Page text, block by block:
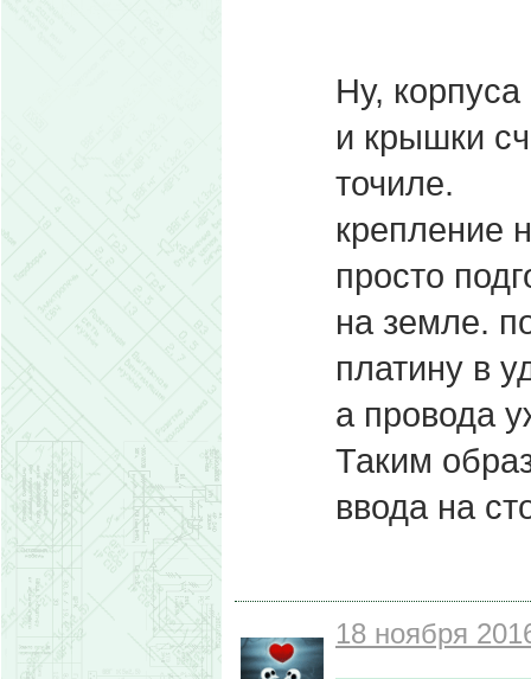
Ну,
и крышки
точиле.
крепление
просто
на земле.
платину в
а провода
Таким
ввода на
18 ноября